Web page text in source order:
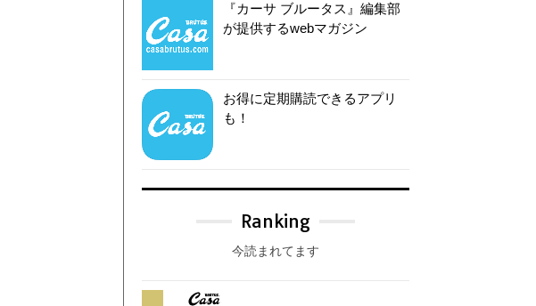
『カーサ ブルータス』編集部
が提供するwebマガジン
お得に定期購読できるアプリ
も！
Ranking
今読まれてます